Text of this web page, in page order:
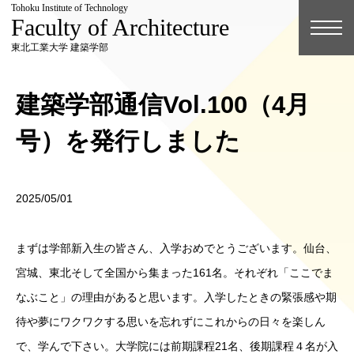
Tohoku Institute of Technology
Faculty of Architecture
東北工業大学 建築学部
建築学部通信Vol.100（4月
号）を発行しました
2025/05/01
まずは学部新入生の皆さん、入学おめでとうございます。仙台、
宮城、東北そして全国から集まった161名。それぞれ「ここでま
なぶこと」の理由があると思います。入学したときの緊張感や期
待や夢にワクワクする思いを忘れずにこれからの日々を楽しん
で、学んで下さい。大学院には前期課程21名、後期課程４名が入